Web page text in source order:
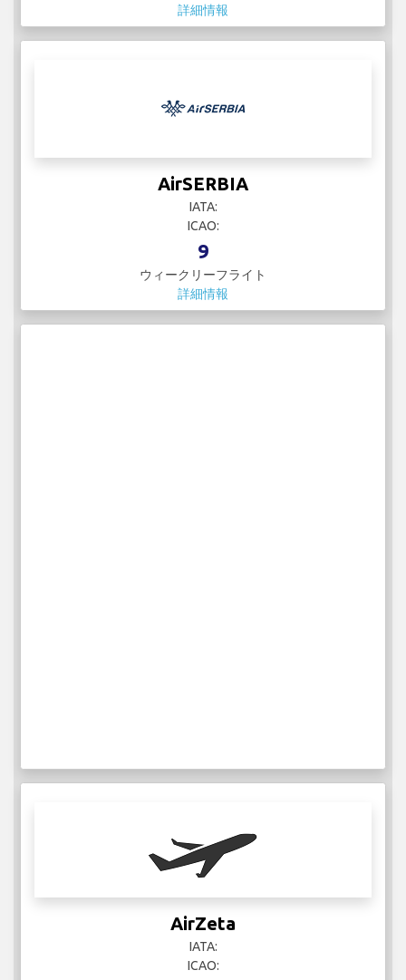
詳細情報
AirSERBIA
IATA:
ICAO:
9
ウィークリーフライト
詳細情報
AirZeta
IATA:
ICAO: